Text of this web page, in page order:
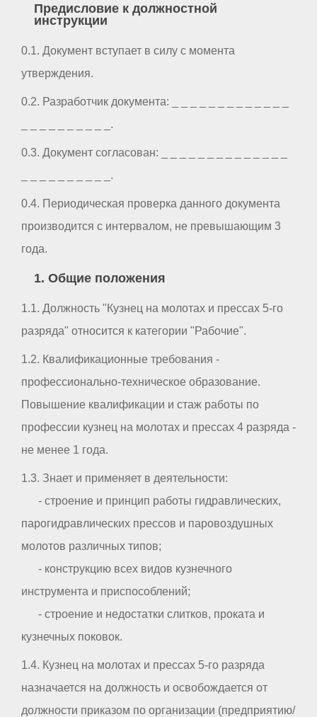
Предисловие к должностной
инструкции
0.1. Документ вступает в силу с момента
утверждения.
0.2. Разработчик документа: _ _ _ _ _ _ _ _ _ _ _ _ _
_ _ _ _ _ _ _ _ _ _.
0.3. Документ согласован: _ _ _ _ _ _ _ _ _ _ _ _ _ _
_ _ _ _ _ _ _ _ _ _.
0.4. Периодическая проверка данного документа
производится с интервалом, не превышающим 3
года.
1. Общие положения
1.1. Должность "Кузнец на молотах и прессах 5-го
разряда" относится к категории "Рабочие".
1.2. Квалификационные требования -
профессионально-техническое образование.
Повышение квалификации и стаж работы по
профессии кузнец на молотах и прессах 4 разряда -
не менее 1 года.
1.3. Знает и применяет в деятельности:
- строение и принцип работы гидравлических,
парогидравлических прессов и паровоздушных
молотов различных типов;
- конструкцию всех видов кузнечного
инструмента и приспособлений;
- строение и недостатки слитков, проката и
кузнечных поковок.
1.4. Кузнец на молотах и прессах 5-го разряда
назначается на должность и освобождается от
должности приказом по организации (предприятию/